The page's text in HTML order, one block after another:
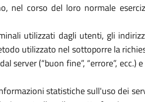
nel corso del loro normale
utilizzati dagli utenti, gli
utilizzato nel sottoporre la
(“buon fine”, “errore”, ecc.)
statistiche sull'uso dei